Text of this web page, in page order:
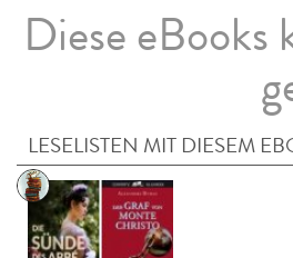
Diese
LESELISTEN MIT DIESEM